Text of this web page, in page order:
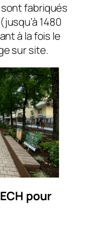
fabriqués
1480
à la fois le
sur site.
pour